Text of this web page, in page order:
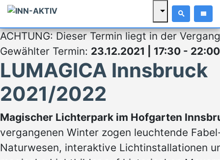
ACHTUNG: Dieser Termin liegt in der
Gewählter Termin: 23.12.2021 | 17:30 -
LUMAGICA Innsbruck
2021/2022
Magischer Lichterpark im Hofgarten
vergangenen Winter zogen leuchtende
Naturwesen, interaktive Lichtinstallationen